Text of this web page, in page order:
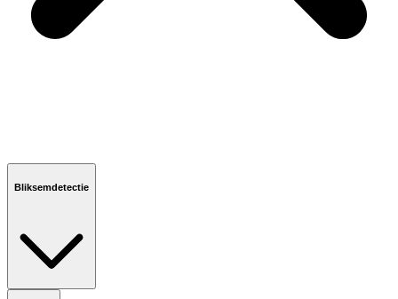
Bliksemdetectie